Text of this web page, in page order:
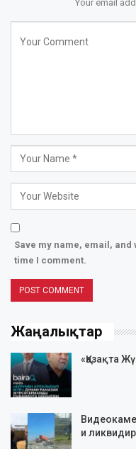
Your email
Save my name, email,
time I comment.
Жаңалықтар
«Қазақта
и